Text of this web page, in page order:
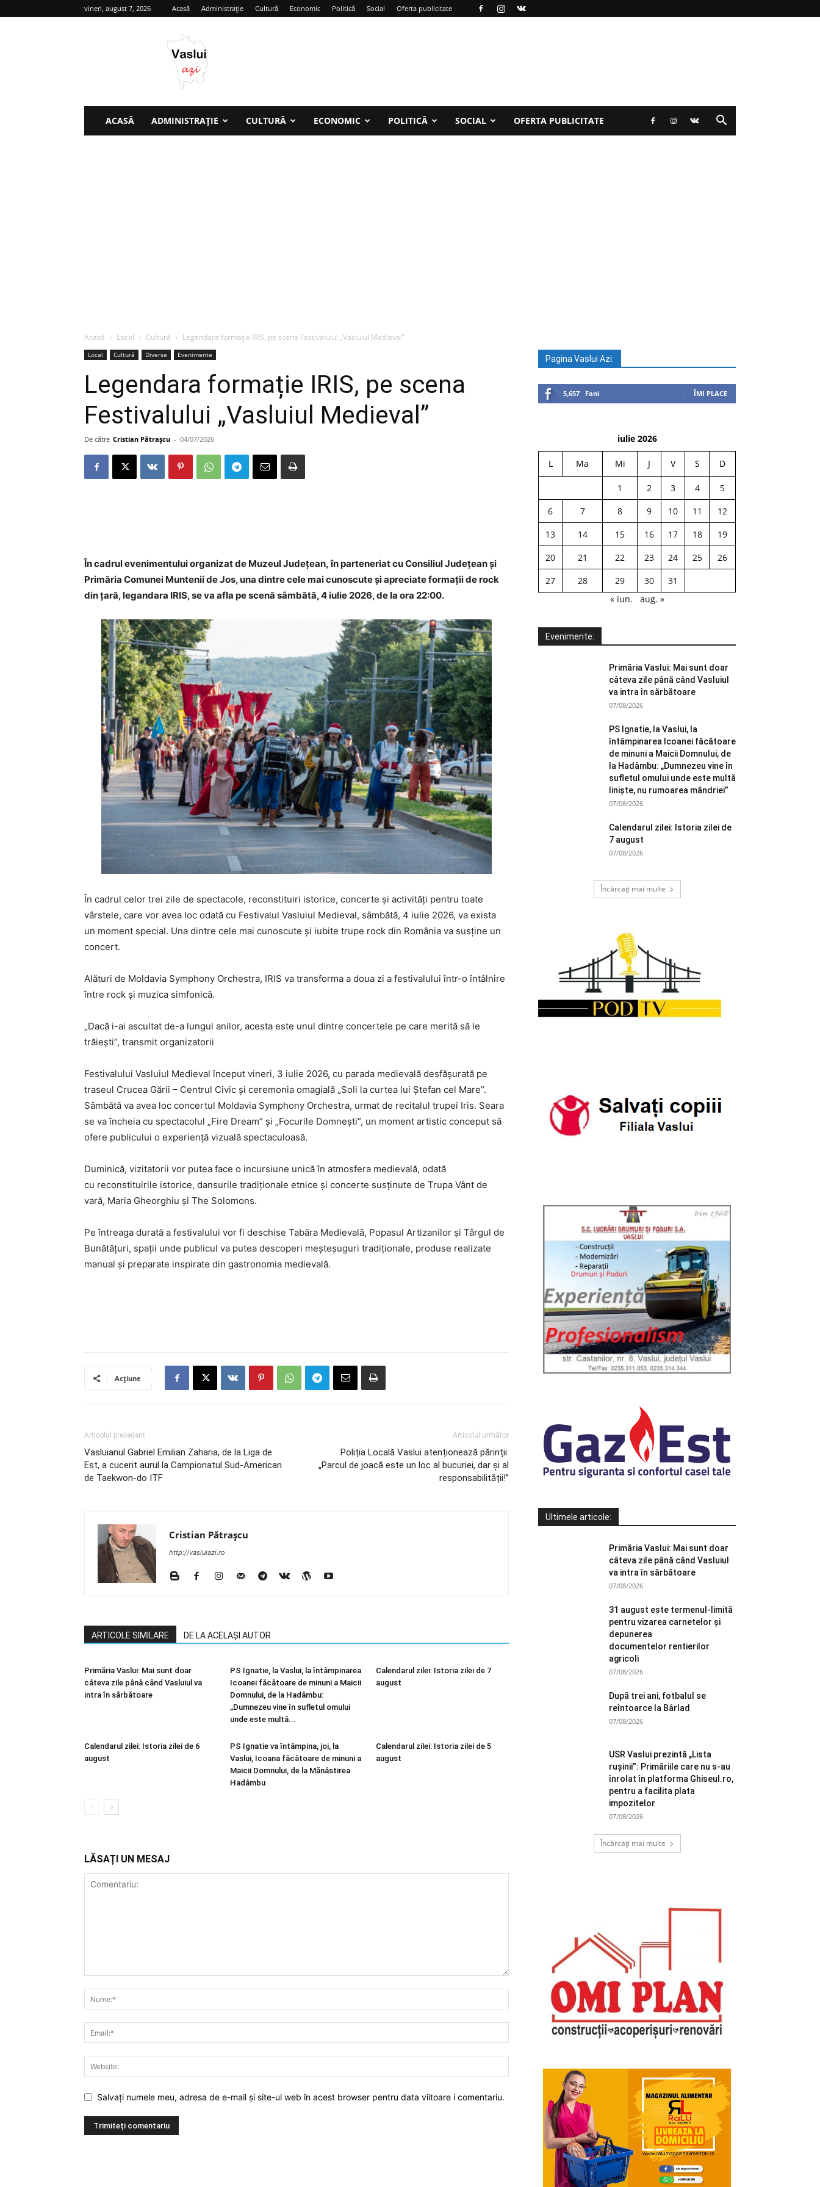
vineri, august 7, 2026 Acasă Administrație Cultură Economic Politică Social Oferta publicitate
ACASĂ ADMINISTRAȚIE CULTURĂ ECONOMIC POLITICĂ SOCIAL OFERTA PUBLICITATE
Acasă Local Cultură Legendara formație IRIS, pe scena Festivalului „Vasluiul Medieval”
Local Cultură Diverse Evenimente
Legendara formație IRIS, pe scena
Festivalului „Vasluiul Medieval”
De către Cristian Pătrașcu - 04/07/2026
În cadrul evenimentuluiorganizat de Muzeul Județean,în parteneriat cu Consiliul Județean și
Primăria Comunei Muntenii de Jos,una dintre cele mai cunoscute și apreciate formații de rock
din țară, legandara IRIS, se va afla pe scenă sâmbătă, 4 iulie 2026, de la ora 22:00.
În cadrul celor trei zile de spectacole, reconstituiri istorice, concerte și activități pentru toate
vârstele, care vor avea loc odată cu Festivalul Vasluiul Medieval, sâmbătă, 4 iulie 2026, va exista
un moment special. Una dintre cele mai cunoscute și iubite trupe rock din România va susține un
concert.
Alături de Moldavia Symphony Orchestra, IRIS va transforma a doua zi a festivalului într-o întâlnire
între rock și muzica simfonică.
„Dacă i-ai ascultat de-a lungul anilor, acesta este unul dintre concertele pe care merită să le
trăiești”, transmit organizatorii
Festivalului Vasluiul Medieval început vineri, 3 iulie 2026, cu parada medievală desfășurată pe
traseul Crucea Gării – Centrul Civic și ceremonia omagială „Soli la curtea lui Ștefan cel Mare”.
Sâmbătă va avea loc concertul Moldavia Symphony Orchestra, urmat de recitalul trupei Iris. Seara
se va încheia cu spectacolul „Fire Dream” și „Focurile Domnești”, un moment artistic conceput să
ofere publicului o experiență vizuală spectaculoasă.
Duminică, vizitatorii vor putea face o incursiune unică în atmosfera medievală, odată
cu reconstituirile istorice, dansurile tradiționale etnice și concerte susținute de Trupa Vânt de
vară, Maria Gheorghiu și The Solomons.
Pe întreaga durată a festivalului vor fi deschise Tabăra Medievală, Popasul Artizanilor și Târgul de
Bunătățuri, spații unde publicul va putea descoperi meșteșuguri tradiționale, produse realizate
manual și preparate inspirate din gastronomia medievală.
Acțiune
Articolul precedent
Vasluianul Gabriel Emilian Zaharia, de la Liga de
Est, a cucerit aurul la Campionatul Sud-American
de Taekwon-do ITF
Articolul următor
Poliția Locală Vaslui atenționează părinții:
„Parcul de joacă este un loc al bucuriei, dar și al
responsabilității!”
Cristian Pătrașcu
http://vasluiazi.ro
ARTICOLE SIMILARE DE LA ACELAȘI AUTOR
Primăria Vaslui: Mai sunt doar
câteva zile până când Vasluiul va
intra în sărbătoare
PS Ignatie, la Vaslui, la întâmpinarea
Icoanei făcătoare de minuni a Maicii
Domnului, de la Hadâmbu:
„Dumnezeu vine în sufletul omului
unde este multă...
Calendarul zilei: Istoria zilei de 7
august
Calendarul zilei: Istoria zilei de 6
august
PS Ignatie va întâmpina, joi, la
Vaslui, Icoana făcătoare de minuni a
Maicii Domnului, de la Mănăstirea
Hadâmbu
Calendarul zilei: Istoria zilei de 5
august
LĂSAȚI UN MESAJ
Salvați numele meu, adresa de e-mail și site-ul web în acest browser pentru data viitoare i comentariu.
Pagina Vaslui Azi:
5,657 Fani ÎMI PLACE
iulie 2026
L Ma Mi J V S D
1 2 3 4
5
6
7 8 9 10 11
12
13
14 15 16 17 18
19
20
21 22 23 24 25
26
27
28 29 30
31
« iun.
aug. »
Evenimente:
Primăria Vaslui: Mai sunt doar
câteva zile până când Vasluiul
va intra în sărbătoare
07/08/2026
PS Ignatie, la Vaslui, la
întâmpinarea Icoanei făcătoare
de minuni a Maicii Domnului, de
la Hadâmbu: „Dumnezeu vine în
sufletul omului unde este multă
liniște, nu rumoarea mândriei”
07/08/2026
Calendarul zilei: Istoria zilei de
7 august
07/08/2026
Încărcați mai multe
Ultimele articole:
Primăria Vaslui: Mai sunt doar
câteva zile până când Vasluiul
va intra în sărbătoare
07/08/2026
31 august este termenul-limită
pentru vizarea carnetelor și
depunerea
documentelor rentierilor
agricoli
07/08/2026
După trei ani, fotbalul se
reîntoarce la Bârlad
07/08/2026
USR Vaslui prezintă „Lista
rușinii”: Primăriile care nu s-au
înrolat în platforma Ghiseul.ro,
pentru a facilita plata
impozitelor
07/08/2026
Încărcați mai multe